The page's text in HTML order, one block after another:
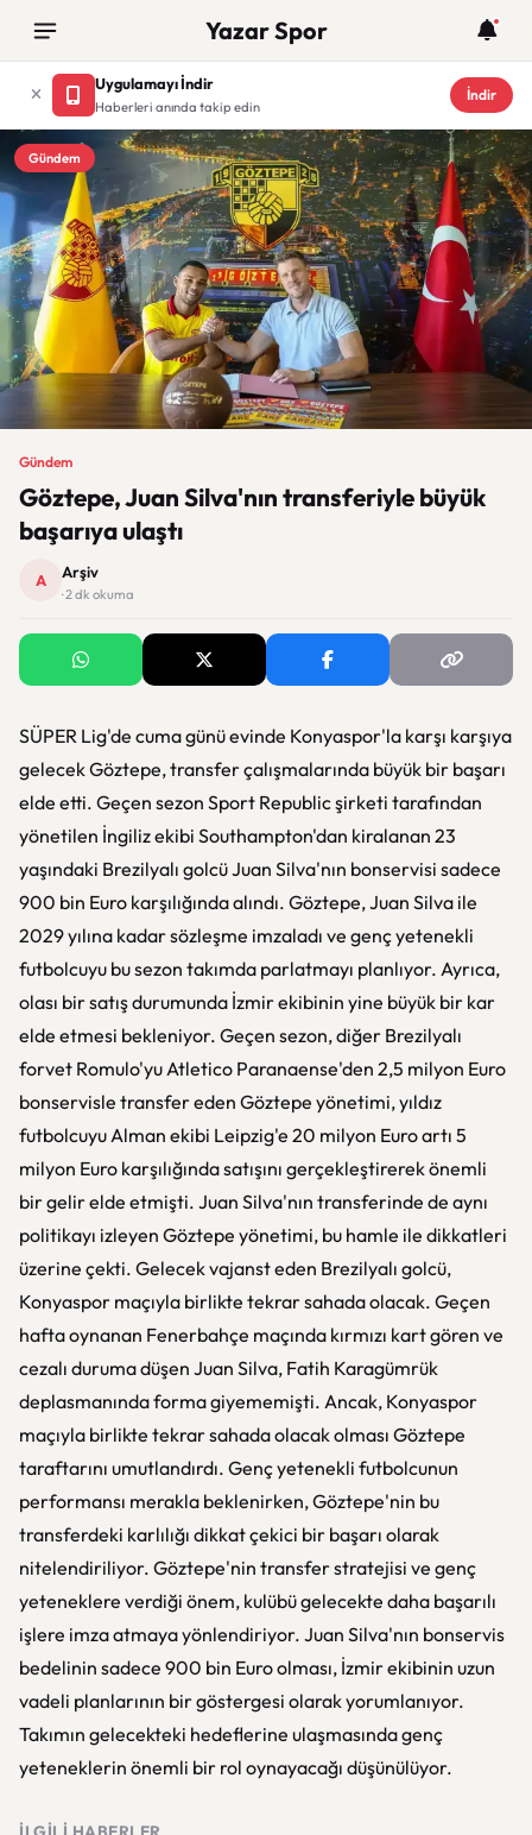
Yazar Spor
Uygulamayı İndir
Haberleri anında takip edin
İndir
Gündem
Gündem
Göztepe, Juan Silva'nın transferiyle büyük
başarıya ulaştı
A Arşiv
· 2 dk okuma
SÜPER Lig'de cuma günü evinde Konyaspor'la karşı karşıya
gelecek Göztepe, transfer çalışmalarında büyük bir başarı
elde etti. Geçen sezon Sport Republic şirketi tarafından
yönetilen İngiliz ekibi Southampton'dan kiralanan 23
yaşındaki Brezilyalı golcü Juan Silva'nın bonservisi sadece
900 bin Euro karşılığında alındı. Göztepe, Juan Silva ile
2029 yılına kadar sözleşme imzaladı ve genç yetenekli
futbolcuyu bu sezon takımda parlatmayı planlıyor. Ayrıca,
olası bir satış durumunda İzmir ekibinin yine büyük bir kar
elde etmesi bekleniyor. Geçen sezon, diğer Brezilyalı
forvet Romulo'yu Atletico Paranaense'den 2,5 milyon Euro
bonservisle transfer eden Göztepe yönetimi, yıldız
futbolcuyu Alman ekibi Leipzig'e 20 milyon Euro artı 5
milyon Euro karşılığında satışını gerçekleştirerek önemli
bir gelir elde etmişti. Juan Silva'nın transferinde de aynı
politikayı izleyen Göztepe yönetimi, bu hamle ile dikkatleri
üzerine çekti. Gelecek vajanst eden Brezilyalı golcü,
Konyaspor maçıyla birlikte tekrar sahada olacak. Geçen
hafta oynanan Fenerbahçe maçında kırmızı kart gören ve
cezalı duruma düşen Juan Silva, Fatih Karagümrük
deplasmanında forma giyememişti. Ancak, Konyaspor
maçıyla birlikte tekrar sahada olacak olması Göztepe
taraftarını umutlandırdı. Genç yetenekli futbolcunun
performansı merakla beklenirken, Göztepe'nin bu
transferdeki karlılığı dikkat çekici bir başarı olarak
nitelendiriliyor. Göztepe'nin transfer stratejisi ve genç
yeteneklere verdiği önem, kulübü gelecekte daha başarılı
işlere imza atmaya yönlendiriyor. Juan Silva'nın bonservis
bedelinin sadece 900 bin Euro olması, İzmir ekibinin uzun
vadeli planlarının bir göstergesi olarak yorumlanıyor.
Takımın gelecekteki hedeflerine ulaşmasında genç
yeteneklerin önemli bir rol oynayacağı düşünülüyor.